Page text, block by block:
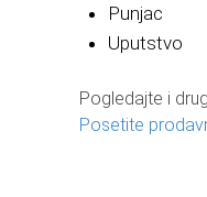
Punjac
Uputstvo
Pogledajte i
Posetite